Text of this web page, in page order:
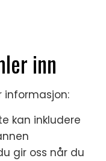
inn
informasjon:
kan inkludere
gir oss når du